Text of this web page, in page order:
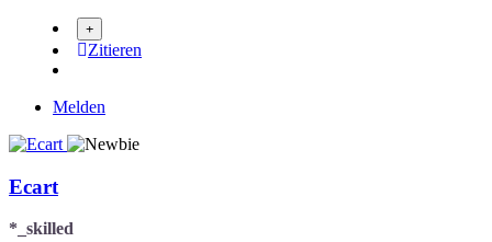
Zitieren
Melden
Ecart
*_skilled